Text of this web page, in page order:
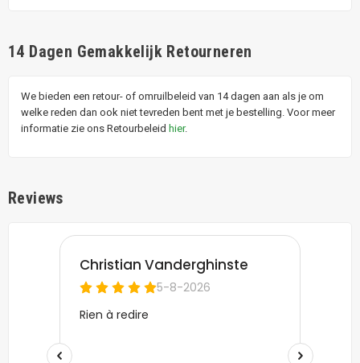
14 Dagen Gemakkelijk Retourneren
We bieden een retour- of omruilbeleid van 14 dagen aan als je om
welke reden dan ook niet tevreden bent met je bestelling. Voor meer
informatie zie ons Retourbeleid hier.
Reviews